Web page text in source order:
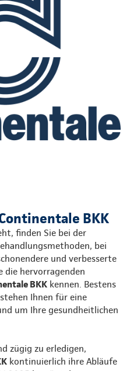
BKK
finden Sie bei der
bei
und verbesserte
die hervorragenden
BKK kennen. Bestens
Ihnen für eine
um Ihre gesundheitlichen
zügig zu erledigen,
kontinuierlich ihre Abläufe